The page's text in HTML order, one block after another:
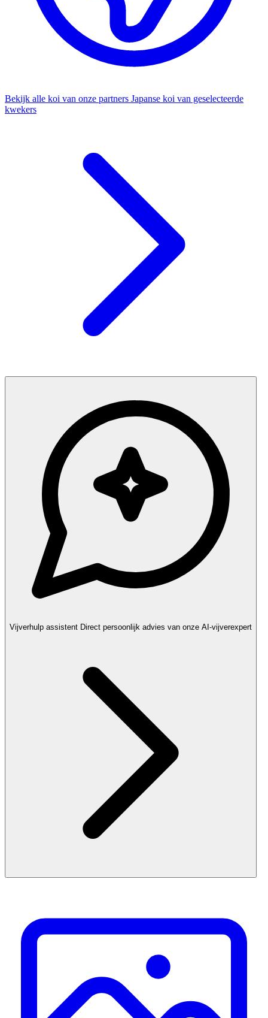
Bekijk alle koi van onze partners Japanse koi van geselecteerde
kwekers
Vijverhulp assistent Direct persoonlijk advies van onze AI-vijverexpert